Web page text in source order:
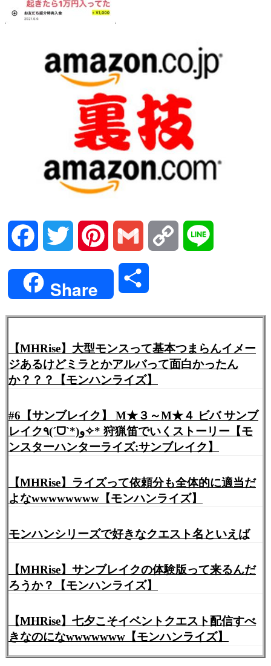
Facebook Twitter Pinterest Gmail Copy
Share
【MHRise】大型モンスって基本つまらんイメー
ジあるけどミラとかアルバって面白かったん
か？？？【モンハンライズ】
#6【サンブレイク】 M★３～M★４ ビバ サンブ
レイク٩(ˊᗜˋ*)و✧* 狩猟笛でいくストーリー【モ
ンスターハンターライズ:サンブレイク】
【MHRise】ライズって依頼分も全体的に適当だ
よなwwwwwwww【モンハンライズ】
モンハンシリーズで好きなクエスト名といえば
【MHRise】サンブレイクの体験版って来るんだ
ろうか？【モンハンライズ】
【MHRise】七夕こそイベントクエスト配信すべ
きなのになwwwwwww【モンハンライズ】